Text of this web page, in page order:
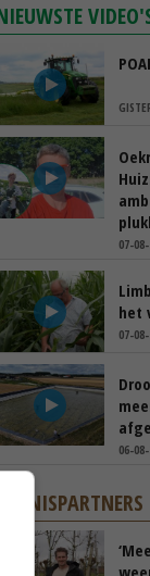
07-
het
07-
06-
KENNISPARTNERS